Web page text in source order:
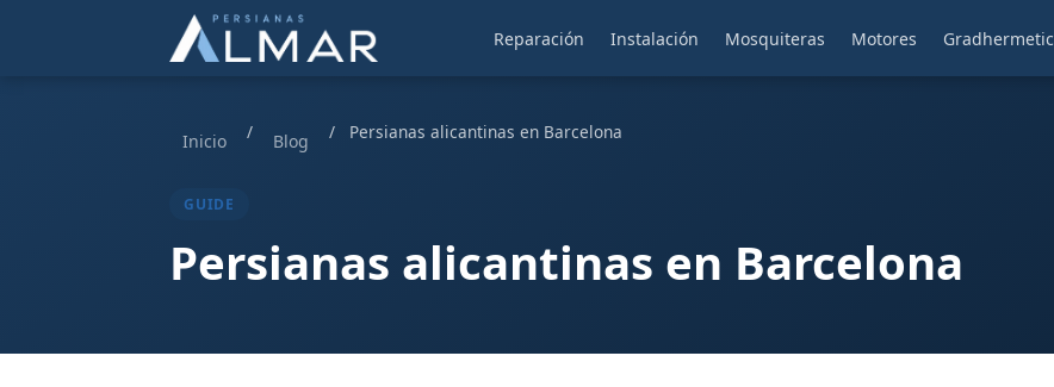
Reparación Instalación Mosquiteras Motores Gradhermetic
Inicio / Blog / Persianas alicantinas en Barcelona
GUIDE
Persianas alicantinas en Barcelona